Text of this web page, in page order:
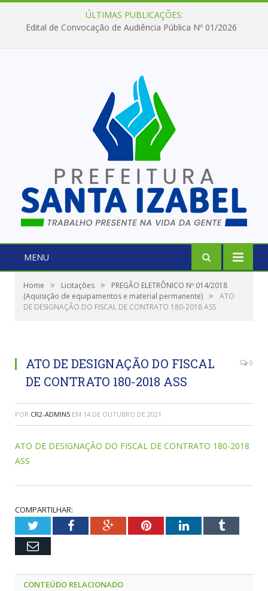
ÚLTIMAS PUBLICAÇÕES:
Edital de Convocação de Audiência Pública Nº 01/2026
MENU
Home » Licitações »
PREGÃO ELETRÔNICO Nº 014/2018
(Aquisição de equipamentos e material permanente) »
ATO
DE DESIGNAÇÃO DO FISCAL DE CONTRATO 180-2018 ASS
ATO DE DESIGNAÇÃO DO FISCAL
DE CONTRATO 180-2018 ASS
0
POR CR2-ADMIN5 EM 14 DE OUTUBRO DE 2021
ATO DE DESIGNAÇÃO DO FISCAL DE CONTRATO 180-2018
ASS
COMPARTILHAR:
TwitterFacebookGoogle+PinterestLinkedInTumblr
Email
CONTEÚDO RELACIONADO